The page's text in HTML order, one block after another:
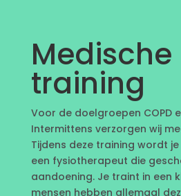
Medische
training
Voor de doelgroepen COPD
Intermittens verzorgen wij
Tijdens deze training wordt
een fysiotherapeut die
aandoening. Je traint in een
mensen hebben allemaal